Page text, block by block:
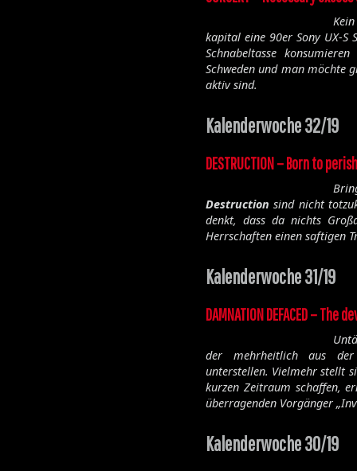
kapital eine 90er Sony UX-S
Schnabeltasse
Schweden und man möchte
aktiv sind.
Kalenderwoche 32/19
DESTRUCTION – Born to perish
Destruction sind nicht
denkt, dass da nichts
Herrschaften einen saftigen
Kalenderwoche 31/19
DAMNATION DEFACED – The
der mehrheitlich aus der
unterstellen. Vielmehr stellt
kurzen Zeitraum schaffen,
überragenden Vorgänger
Kalenderwoche 30/19